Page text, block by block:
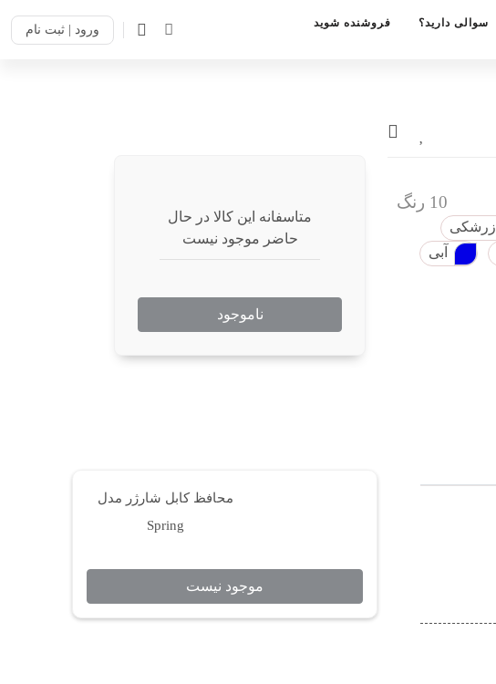
سوالی دارید؟ فروشنده شوید ورود | ثبت نام
10 رنگ
زرشکی
آبی
متاسفانه این کالا در حال
حاضر موجود نیست
ناموجود
محافظ کابل شارژر مدل
Spring
موجود نیست